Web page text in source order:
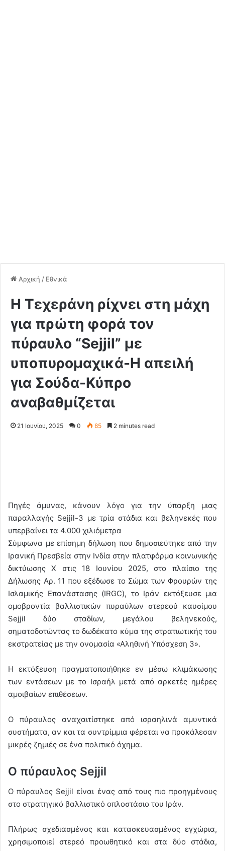
Αρχική / Εθνικά
Η Τεχεράνη ρίχνει στη μάχη
για πρώτη φορά τον
πύραυλο “Sejjil” με
υποπυρομαχικά-Η απειλή
για Σούδα-Κύπρο
αναβαθμίζεται
21 Ιουνίου, 2025 0 85 2 minutes read
Πηγές άμυνας, κάνουν λόγο για την ύπαρξη μιας
παραλλαγής Sejjil-3 με τρία στάδια και βεληνεκές που
υπερβαίνει τα 4.000 χιλιόμετρα
Σύμφωνα με επίσημη δήλωση που δημοσιεύτηκε από την
Ιρανική Πρεσβεία στην Ινδία στην πλατφόρμα κοινωνικής
δικτύωσης X στις 18 Ιουνίου 2025, στο πλαίσιο της
Δήλωσης Αρ. 11 που εξέδωσε το Σώμα των Φρουρών της
Ισλαμικής Επανάστασης (IRGC), το Ιράν εκτόξευσε μια
ομοβροντία βαλλιστικών πυραύλων στερεού καυσίμου
Sejjil δύο σταδίων, μεγάλου βεληνεκούς,
σηματοδοτώντας το δωδέκατο κύμα της στρατιωτικής του
εκστρατείας με την ονομασία «Αληθινή Υπόσχεση 3».
Η εκτόξευση πραγματοποιήθηκε εν μέσω κλιμάκωσης
των εντάσεων με το Ισραήλ μετά από αρκετές ημέρες
αμοιβαίων επιθέσεων.
Ο πύραυλος αναχαιτίστηκε από ισραηλινά αμυντικά
συστήματα, αν και τα συντρίμμια φέρεται να προκάλεσαν
μικρές ζημιές σε ένα πολιτικό όχημα.
Ο πύραυλος Sejjil
Ο πύραυλος Sejjil είναι ένας από τους πιο προηγμένους
στο στρατηγικό βαλλιστικό οπλοστάσιο του Ιράν.
Πλήρως σχεδιασμένος και κατασκευασμένος εγχώρια,
χρησιμοποιεί στερεό προωθητικό και στα δύο στάδια,